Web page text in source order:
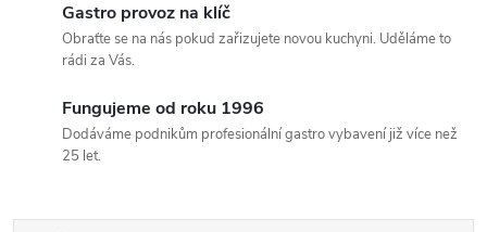
Gastro provoz na klíč
Obraťte se na nás pokud zařizujete novou kuchyni. Uděláme to
rádi za Vás.
Fungujeme od roku 1996
Dodáváme podnikům profesionální gastro vybavení již více než
25 let.